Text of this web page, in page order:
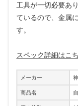
工具が一切必要あ
ているので、金属
す。
スペック詳細はこ
メーカー
商品名